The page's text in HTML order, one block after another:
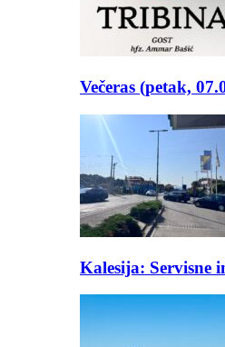
Večeras (petak,
Kalesija: Servisne